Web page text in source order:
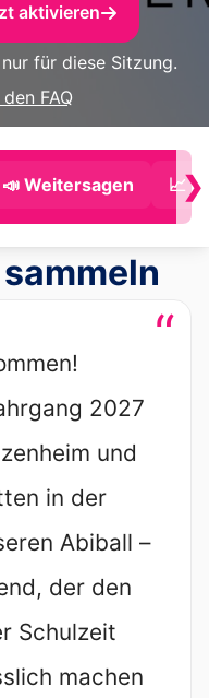
aktivieren
für diese Sitzung.
den FAQ
📣 Weitersagen 📈❯
“
2027
und
in der
Abiball –
der den
Schulzeit
machen